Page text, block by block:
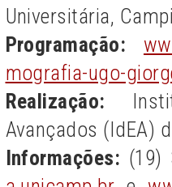
Universitária,
Programação:
mografia-ugo-
Realização:
Avançados (IdEA)
Informações: (19)